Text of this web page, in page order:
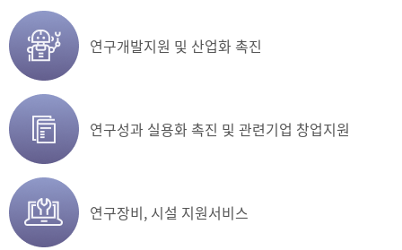
연구개발지원 및 산업화 촉진
연구성과 실용화 촉진 및 관련기업 창업지원
연구장비, 시설 지원서비스